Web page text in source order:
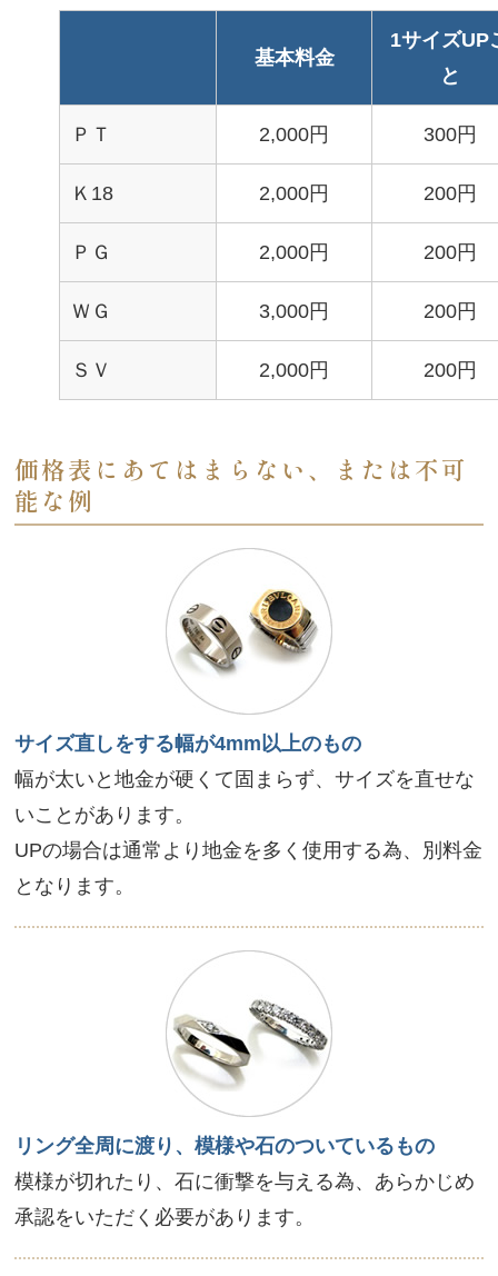
基本料金
1サイズUP
と
ＰＴ 2,000円 300円
Ｋ18 2,000円 200円
ＰＧ 2,000円 200円
ＷＧ 3,000円 200円
ＳＶ 2,000円 200円
価格表にあてはまらない、または不可
能な例
サイズ直しをする幅が4mm以上のもの
幅が太いと地金が硬くて固まらず、サイズを直せな
いことがあります。
UPの場合は通常より地金を多く使用する為、別料金
となります。
リング全周に渡り、模様や石のついているもの
模様が切れたり、石に衝撃を与える為、あらかじめ
承認をいただく必要があります。